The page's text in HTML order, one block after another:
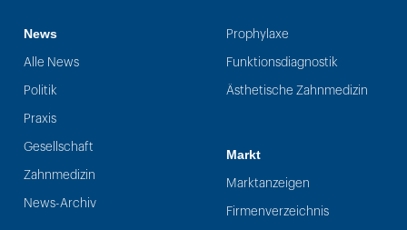
News
Alle News
Politik
Praxis
Gesellschaft
Zahnmedizin
News-Archiv
Prophylaxe
Funktionsdiagnostik
Ästhetische Zahnmedizin
Markt
Marktanzeigen
Firmenverzeichnis